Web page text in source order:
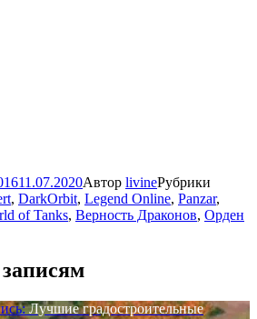
11.07.2020Автор livineРубрики
, DarkOrbit, Legend Online, Panzar,
of Tanks, Верность Драконов, Орден
Лучшие градостроительные